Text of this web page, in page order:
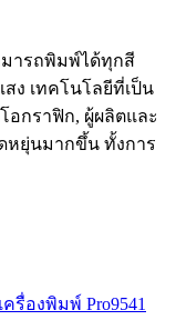
มารถพิมพ์ได้ทุกสี
ง เทคโนโลยีที่เป็น
กราฟิก, ผู้ผลิตและ
หยุ่นมากขึ้น ทั้งการ
องพิมพ์ Pro9541